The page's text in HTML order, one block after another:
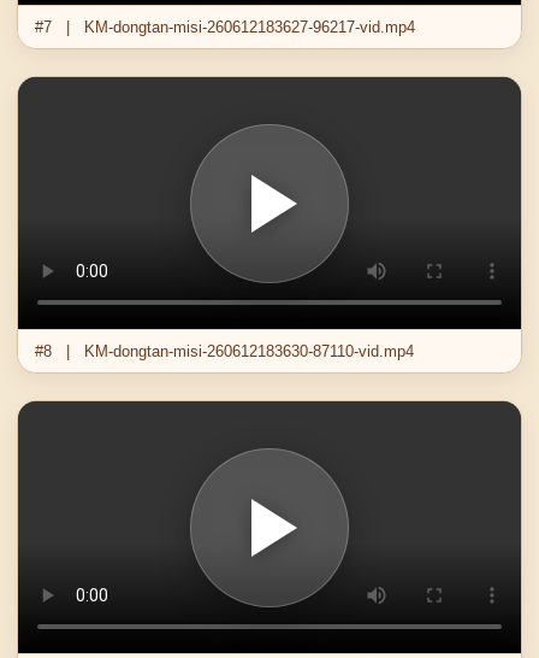
#7 | KM-dongtan-misi-260612183627-96217-vid.mp4
#8 | KM-dongtan-misi-260612183630-87110-vid.mp4